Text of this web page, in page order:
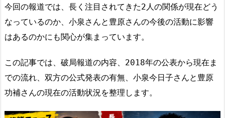
今回の報道では、長く注目されてきた2人の関係が現在どう
なっているのか、小泉さんと豊原さんの今後の活動に影響
はあるのかにも関心が集まっています。
この記事では、破局報道の内容、2018年の公表から現在ま
での流れ、双方の公式発表の有無、小泉今日子さんと豊原
功補さんの現在の活動状況を整理します。